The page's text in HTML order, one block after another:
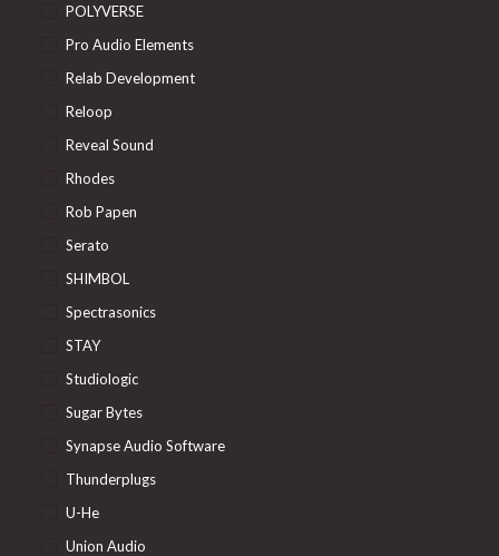
POLYVERSE
Pro Audio Elements
Relab Development
Reloop
Reveal Sound
Rhodes
Rob Papen
Serato
SHIMBOL
Spectrasonics
STAY
Studiologic
Sugar Bytes
Synapse Audio Software
Thunderplugs
U-He
Union Audio